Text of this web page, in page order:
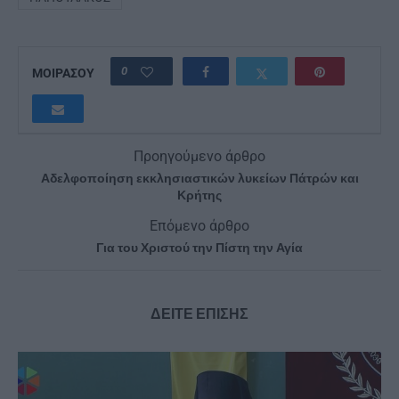
ΜΟΙΡΑΣΟΥ 0
Προηγούμενο άρθρο
Αδελφοποίηση εκκλησιαστικών λυκείων Πάτρών και
Κρήτης
Επόμενο άρθρο
Για του Χριστού την Πίστη την Αγία
ΔΕΙΤΕ ΕΠΙΣΗΣ